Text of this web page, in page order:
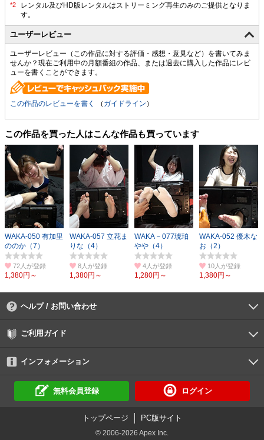
ユーザーレビュー
ユーザーレビュー（この作品に対する評価・感想・意見など）を書いてみま
せんか？現在ご利用中の月額番組の作品、または過去に購入した作品にレビ
ューを書くことができます。
この作品のレビューを書く （ ガイドライン ）
この作品を買った人はこんな作品も買っています
WAKA-050 有加里
ののか（7）
72人
1,380円～
WAKA-057 立花ま
りな（4）
8人
1,380円～
WAKA－077琥珀
やや（4）
4人
1,280円～
WAKA-052 優木な
お（2）
10人
1,380円～
ヘルプ / お問い合わせ
よくあるご質問
ご利用環境
お支払い方法
パスワードの再設定
サポートセンター
ご利用ガイド
初めての方へ
会員登録の手順
作品購入の手順
動画再生の手順
検索のヒント
DUGA Player
インフォメーション
DUGAからのお知らせ
デュガの歴史とあゆみ
利用規約
個人情報保護方針
特定商取引法に基づく表示
資金決済法に基づく表示
倫理基準
サイトマップ無料会員登録 ログイン
トップページ PC版サイト
© 2006-2026 Apex Inc.